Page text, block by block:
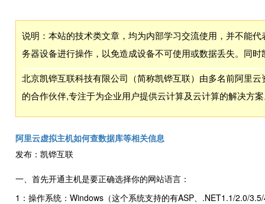
说明：本站的技术类文章，均为内部学习交流使用，并不能
务器设备进行操作，以免造成设备不可使用或数据丢失。同
北京凯铧互联科技有限公司（简称凯铧互联）由多名前阿里
的合作伙伴,专注于为企业用户提供云计算及云计算的解决方
阿里云虚拟主机如何查数据库等相关信息
发布：凯铧互联
一、首先开通主机是要正确选择你的网站语言：
1：操作系统：Windows（这个系统支持的有ASP、.NET1.1/2.0/